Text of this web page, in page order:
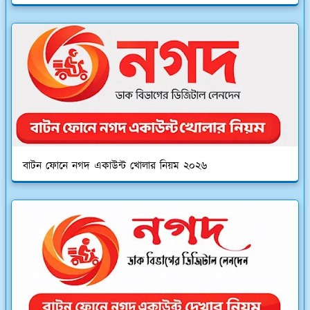
বাটন ফোনে নগদ একাউন্ট খোলার নিয়ম ২০২৬